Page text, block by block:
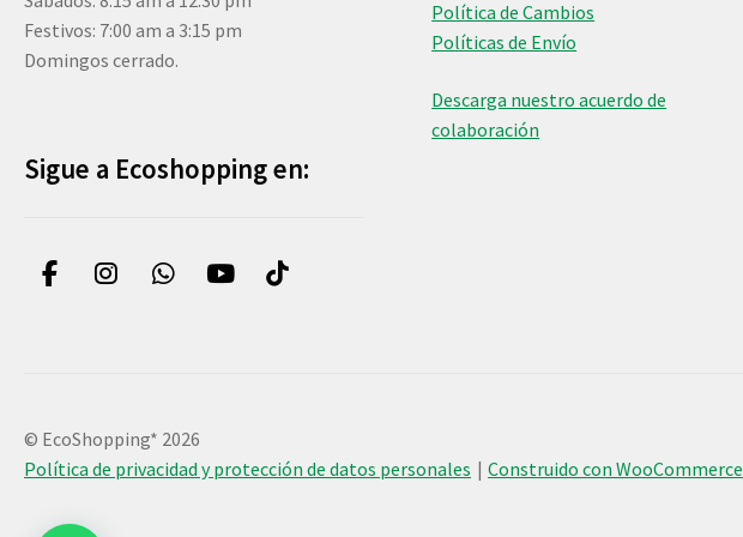
Festivos: 7:00 am a 3:15 pm
Domingos cerrado.
Sigue a Ecoshopping en:
Política de Cambios
Políticas de Envío
Descarga nuestro acuerdo de
colaboración
© EcoShopping* 2026
Política de privacidad y protección de datos personales
Construido con WooCommerce